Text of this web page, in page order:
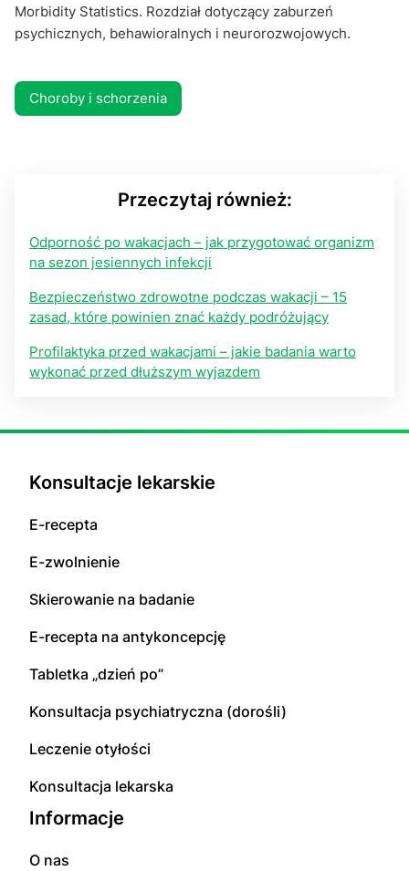
Morbidity Statistics. Rozdział dotyczący zaburzeń
psychicznych, behawioralnych i neurorozwojowych.
Choroby i schorzenia
Przeczytaj również:
Odporność po wakacjach – jak przygotować organizm
na sezon jesiennych infekcji
Bezpieczeństwo zdrowotne podczas wakacji – 15
zasad, które powinien znać każdy podróżujący
Profilaktyka przed wakacjami – jakie badania warto
wykonać przed dłuższym wyjazdem
Konsultacje lekarskie
E-recepta
E-zwolnienie
Skierowanie na badanie
E-recepta na antykoncepcję
Tabletka „dzień po”
Konsultacja psychiatryczna (dorośli)
Leczenie otyłości
Konsultacja lekarska
Informacje
O nas